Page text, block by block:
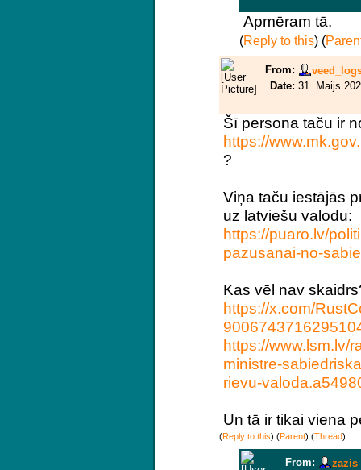
Apmēram tā.
(Reply to this) (
From:
Date: 31. Maijs
Šī persona taču ir
https://
?
Viņa taču iestājās
uz latviešu valodu:
https://puaro.lv/
pazusanai-no-
Kas vēl nav
https://x.com/
https://www.lsm.lv/
ministre-sabied
rievu-
Un tā ir tikai viena
(Reply to this) (Parent) (Thread)
From:
zazis